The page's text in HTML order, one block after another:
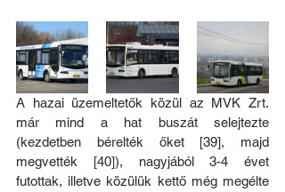
A hazai üzemeltetők közül az MVK Zrt.
már mind a hat buszát selejtezte
(kezdetben bérelték őket [39], majd
megvették [40]), nagyjából 3-4 évet
futottak, illetve közülük kettő még megélte